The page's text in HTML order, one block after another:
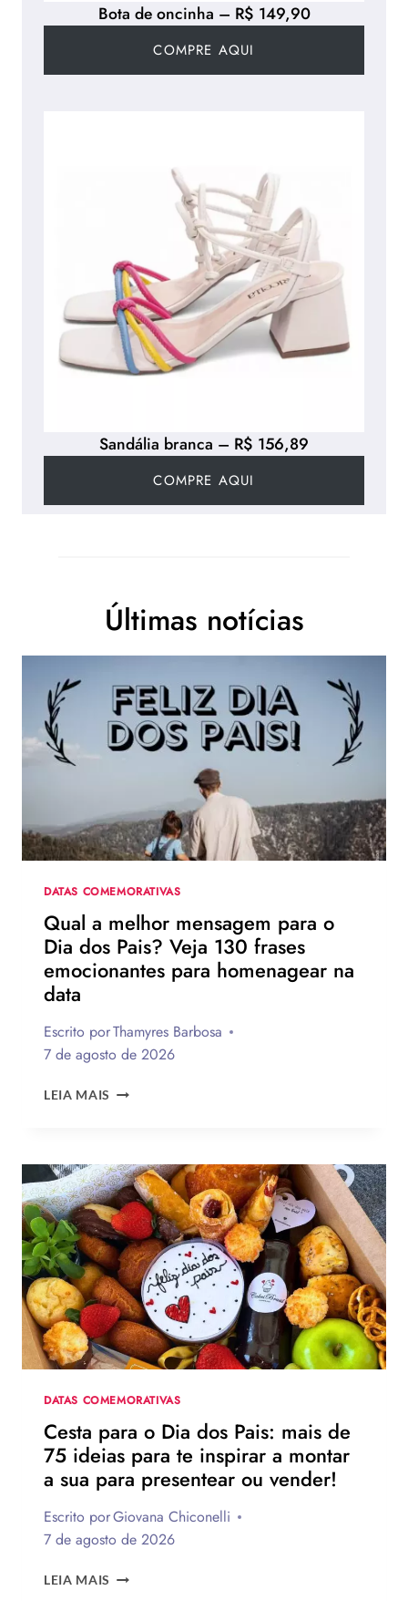
Sandália branca – R$ 156,89
COMPRE AQUI
Bota de oncinha – R$ 149,90
COMPRE AQUI
Últimas notícias
DATAS COMEMORATIVAS
Qual a melhor mensagem para o
Dia dos Pais? Veja 130 frases
emocionantes para homenagear na
data
Escrito porThamyres Barbosa
7 de agosto de 2026
LEIA MAIS QUAL
PARA
O
DIA
DOS
PAIS?
VEJA
130
FRASES
EMOCIONANTES
PARA
HOMENAGEAR
DATA
DATAS COMEMORATIVAS
Cesta para o Dia dos Pais: mais de
75 ideias para te inspirar a montar
a sua para presentear ou vender!
Escrito porGiovana Chiconelli
7 de agosto de 2026
LEIA MAIS CESTA